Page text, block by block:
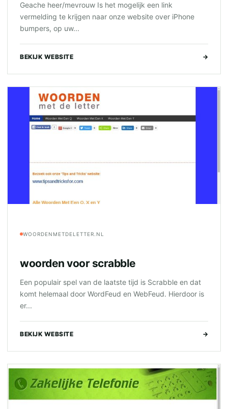
Geache heer/mevrouw Is het mogelijk een link
vermelding te krijgen naar onze website over iPhone
bumpers, op uw...
BEKIJK WEBSITE →
WOORDENMETDELETTER.NL
woorden voor scrabble
Een populair spel van de laatste tijd is Scrabble en dat
komt helemaal door WordFeud en WebFeud. Hierdoor is
er...
BEKIJK WEBSITE →